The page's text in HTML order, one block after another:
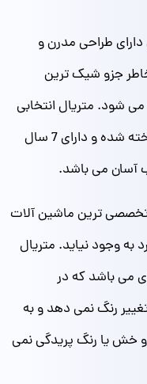
دارای طراحی مدرن و
جزو شیک‌ ترین
شود. متریال انتخابی
برای ساخت این مدل از آلیاژ زاماک ساخته شده و دارای 7 سال
آسان می‌ باشد.
تخصصی‌ ترین ماشین آلات
به وجود نیاید. متریال
می باشد که در
رنگ نمی‌ دهد و به
و خش یا رنگ پریدگی نمی‌